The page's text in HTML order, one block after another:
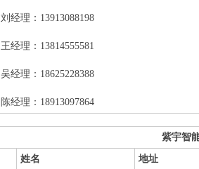
刘经理：13913088198
王经理：13814555581
吴经理：18625228388
陈经理：18913097864
紫宇智
姓名 地址